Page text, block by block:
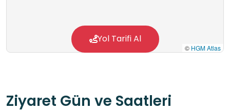
© HGM Atlas
Yol Tarifi Al
Ziyaret Gün ve Saatleri